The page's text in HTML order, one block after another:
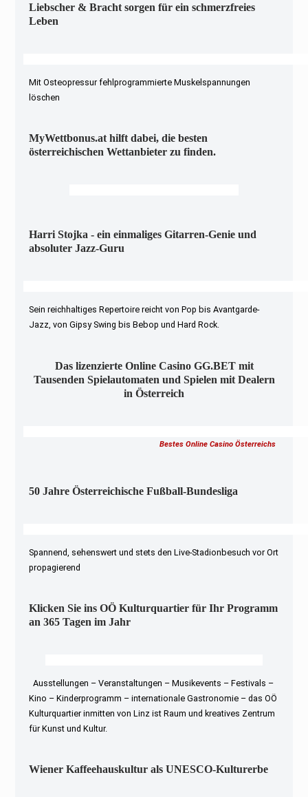
Liebscher & Bracht sorgen für ein schmerzfreies
Leben
Mit Osteopressur fehlprogrammierte Muskelspannungen
löschen
MyWettbonus.at hilft dabei, die besten
österreichischen Wettanbieter zu finden.
Harri Stojka - ein einmaliges Gitarren-Genie und
absoluter Jazz-Guru
Sein reichhaltiges Repertoire reicht von Pop bis Avantgarde-
Jazz, von Gipsy Swing bis Bebop und Hard Rock.
Das lizenzierte Online Casino GG.BET mit
Tausenden Spielautomaten und Spielen mit Dealern
in Österreich
Bestes Online Casino Österreichs
50 Jahre Österreichische Fußball-Bundesliga
Spannend, sehenswert und stets den Live-Stadionbesuch vor Ort
propagierend
Klicken Sie ins OÖ Kulturquartier für Ihr Programm
an 365 Tagen im Jahr
Ausstellungen – Veranstaltungen – Musikevents – Festivals –
Kino – Kinderprogramm – internationale Gastronomie – das OÖ
Kulturquartier inmitten von Linz ist Raum und kreatives Zentrum
für Kunst und Kultur.
Wiener Kaffeehauskultur als UNESCO-Kulturerbe